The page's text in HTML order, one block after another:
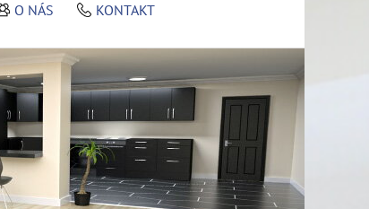
O NÁS KONTAKT